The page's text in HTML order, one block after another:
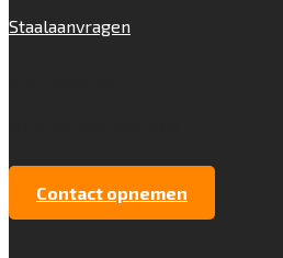
Staalaanvragen
Contact opnemen